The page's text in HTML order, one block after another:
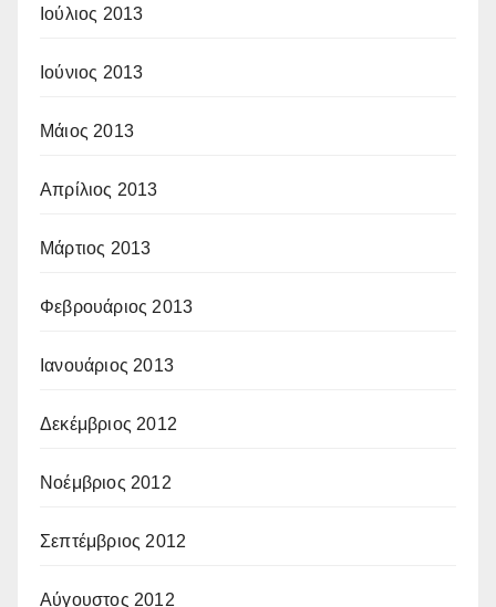
Ιούλιος 2013
Ιούνιος 2013
Μάιος 2013
Απρίλιος 2013
Μάρτιος 2013
Φεβρουάριος 2013
Ιανουάριος 2013
Δεκέμβριος 2012
Νοέμβριος 2012
Σεπτέμβριος 2012
Αύγουστος 2012